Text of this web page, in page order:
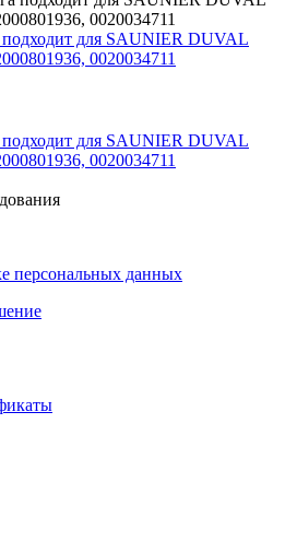
для SAUNIER DUVAL
0020034711
для SAUNIER DUVAL
0020034711
персональных данных